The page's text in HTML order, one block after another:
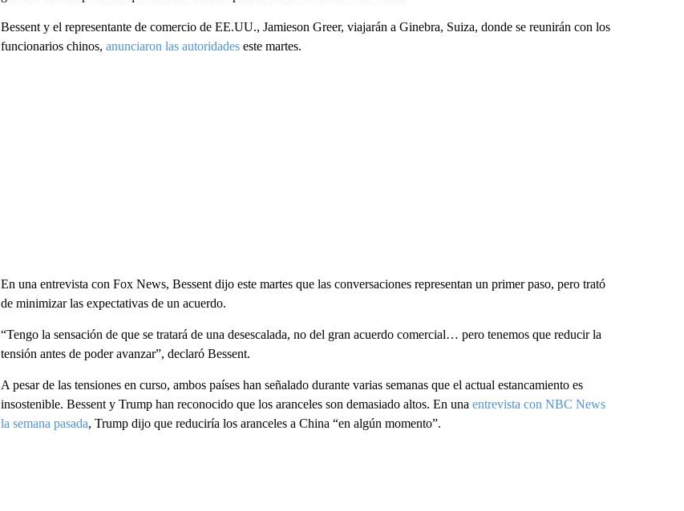
Bessent y el representante de comercio de EE.UU., Jamieson Greer, viajarán a Ginebra, Suiza, donde se reunirán con los
funcionarios chinos, anunciaron las autoridadeseste martes.
En una entrevista con Fox News, Bessent dijo este martes que las conversaciones representan un primer paso, pero trató
de minimizar las expectativas de un acuerdo.
“Tengo la sensación de que se tratará de una desescalada, no del gran acuerdo comercial… pero tenemos que reducir la
tensión antes de poder avanzar”, declaró Bessent.
A pesar de las tensiones en curso, ambos países han señalado durante varias semanas que el actual estancamiento es
insostenible. Bessent y Trump han reconocido que los aranceles son demasiado altos. En una entrevista con NBC News
la semana pasada, Trump dijo que reduciría los aranceles a China “en algún momento”.